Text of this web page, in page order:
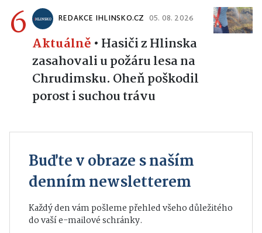
6 REDAKCE IHLINSKO.CZ 05. 08. 2026
Aktuálně • Hasiči z Hlinska
zasahovali u požáru lesa na
Chrudimsku. Oheň poškodil
porost i suchou trávu
Buďte v obraze s naším
denním newsletterem
Každý den vám pošleme přehled všeho důležitého
do vaší e-mailové schránky.